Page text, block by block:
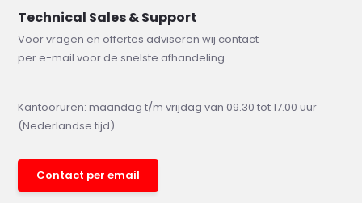
Technical Sales & Support
Voor vragen en offertes adviseren wij contact
per e-mail voor de snelste afhandeling.
Kantooruren: maandag t/m vrijdag van 09.30 tot 17.00 uur
(Nederlandse tijd)
Contact per email